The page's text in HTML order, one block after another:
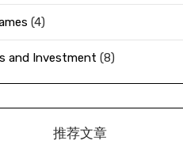
(4)
and Investment (8)
推荐文章